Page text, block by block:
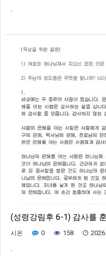
(성령강림후 6-1) 감사를
시온 0 158
,